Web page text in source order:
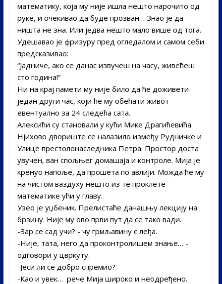
математику, која му није ишла нешто нарочито од
руке, и очекивао да буде прозван… Знао је да
ништа не зна. Или једва нешто мало више од тога.
Удешавао је фризуру пред огледалом и самом себи
предсказивао:
“Јадниче, ако се данас извучеш на часу, живећеш
сто година!”
Ни на крај памети му није било да ће доживети
један други час, који ће му обећати живот
евентуално за 24 следећа сата.
Алексићи су становали у кући Мике Драгићевића.
Нјихово двориште се налазило између Рудничке и
Улице престолонаследника Петра. Простор доста
увучен, ван спољњег домашаја и контроле. Мија је
кренуо напоље, да прошета по авлији. Можда ће му
на чистом ваздуху нешто из те проклете
математике ући у главу.
Узео је уџбеник. Прелистаће данашњу лекцију на
брзину. Није му ово први пут да се тако вади.­
-Зар се сад учи? -­ чу грмљавину с леђа.­
-Није, тата, него да проконтролишем знање… ­
одговори у цвркуту.­
-Јеси ли се добро спремио?­
-Као и увек… ­ рече Мија широко и неодређено.